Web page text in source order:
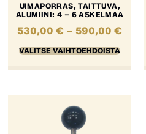
UIMAPORRAS, TAITTUVA,
ALUMIINI: 4 – 6 ASKELMAA
530,00€ – 590,00€
VALITSE VAIHTOEHDOISTA